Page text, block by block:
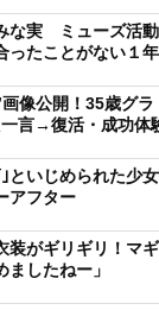
な実 ミューズ活
ったことがない１年
像公開！35歳グ
言→復活・成功体
｣といじめられた少
アフター
装がギリギリ！マ
ましたねー」